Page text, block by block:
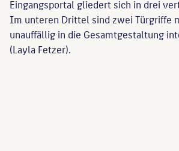
Eingangsportal gliedert sich in drei
Im unteren Drittel sind zwei Türgriffe
unauffällig in die Gesamtgestaltung
(Layla Fetzer).